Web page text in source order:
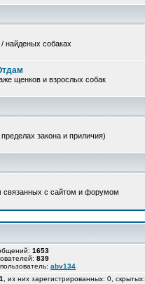
найденых собаках
щенков и взрослых собак
закона и приличия)
связанных с сайтом и форумом
1653
839
abv134
1
, из них зарегистрированных: 0,